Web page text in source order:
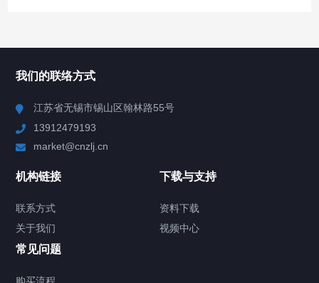
Chiller高精度制冷循环器
TCU温度控制单元
Chiller气体控温系统
我们的联络方式
江苏省无锡市锡山区翰林路55号
13912479193
market@cnzlj.cn
机构链接
联系方式
关于我们
下载与支持
资料下载
视频中心
常见问题
购买流程